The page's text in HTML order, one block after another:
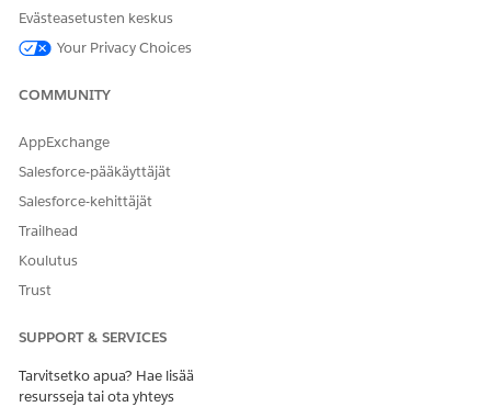
Evästeasetusten keskus
Your Privacy Choices
COMMUNITY
AppExchange
Salesforce-pääkäyttäjät
Salesforce-kehittäjät
Trailhead
Koulutus
Trust
SUPPORT & SERVICES
Tarvitsetko apua? Hae lisää
resursseja tai ota yhteys